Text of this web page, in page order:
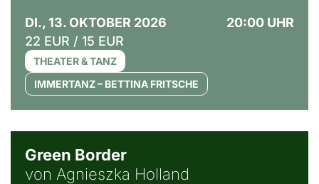
DI., 13. OKTOBER 2026
20:00 UHR
22 EUR / 15 EUR
THEATER & TANZ
IMMERTANZ – BETTINA FRITSCHE
Green Border
von Agnieszka Holland